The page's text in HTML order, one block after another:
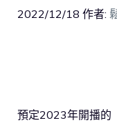
2022/12/18 作者:
預定2023年開播的